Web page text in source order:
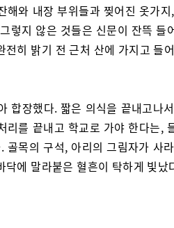
해와 내장 부위들과 찢어진 옷가
렇지 않은 것들은 신문이 잔뜩 들
히 밝기 전 근처 산에 가지고 들
합장했다. 짧은 의식을 끝내고나
리를 끝내고 학교로 가야 한다는,
골목의 구석, 아리의 그림자가 사
에 말라붙은 혈흔이 탁하게 빛났